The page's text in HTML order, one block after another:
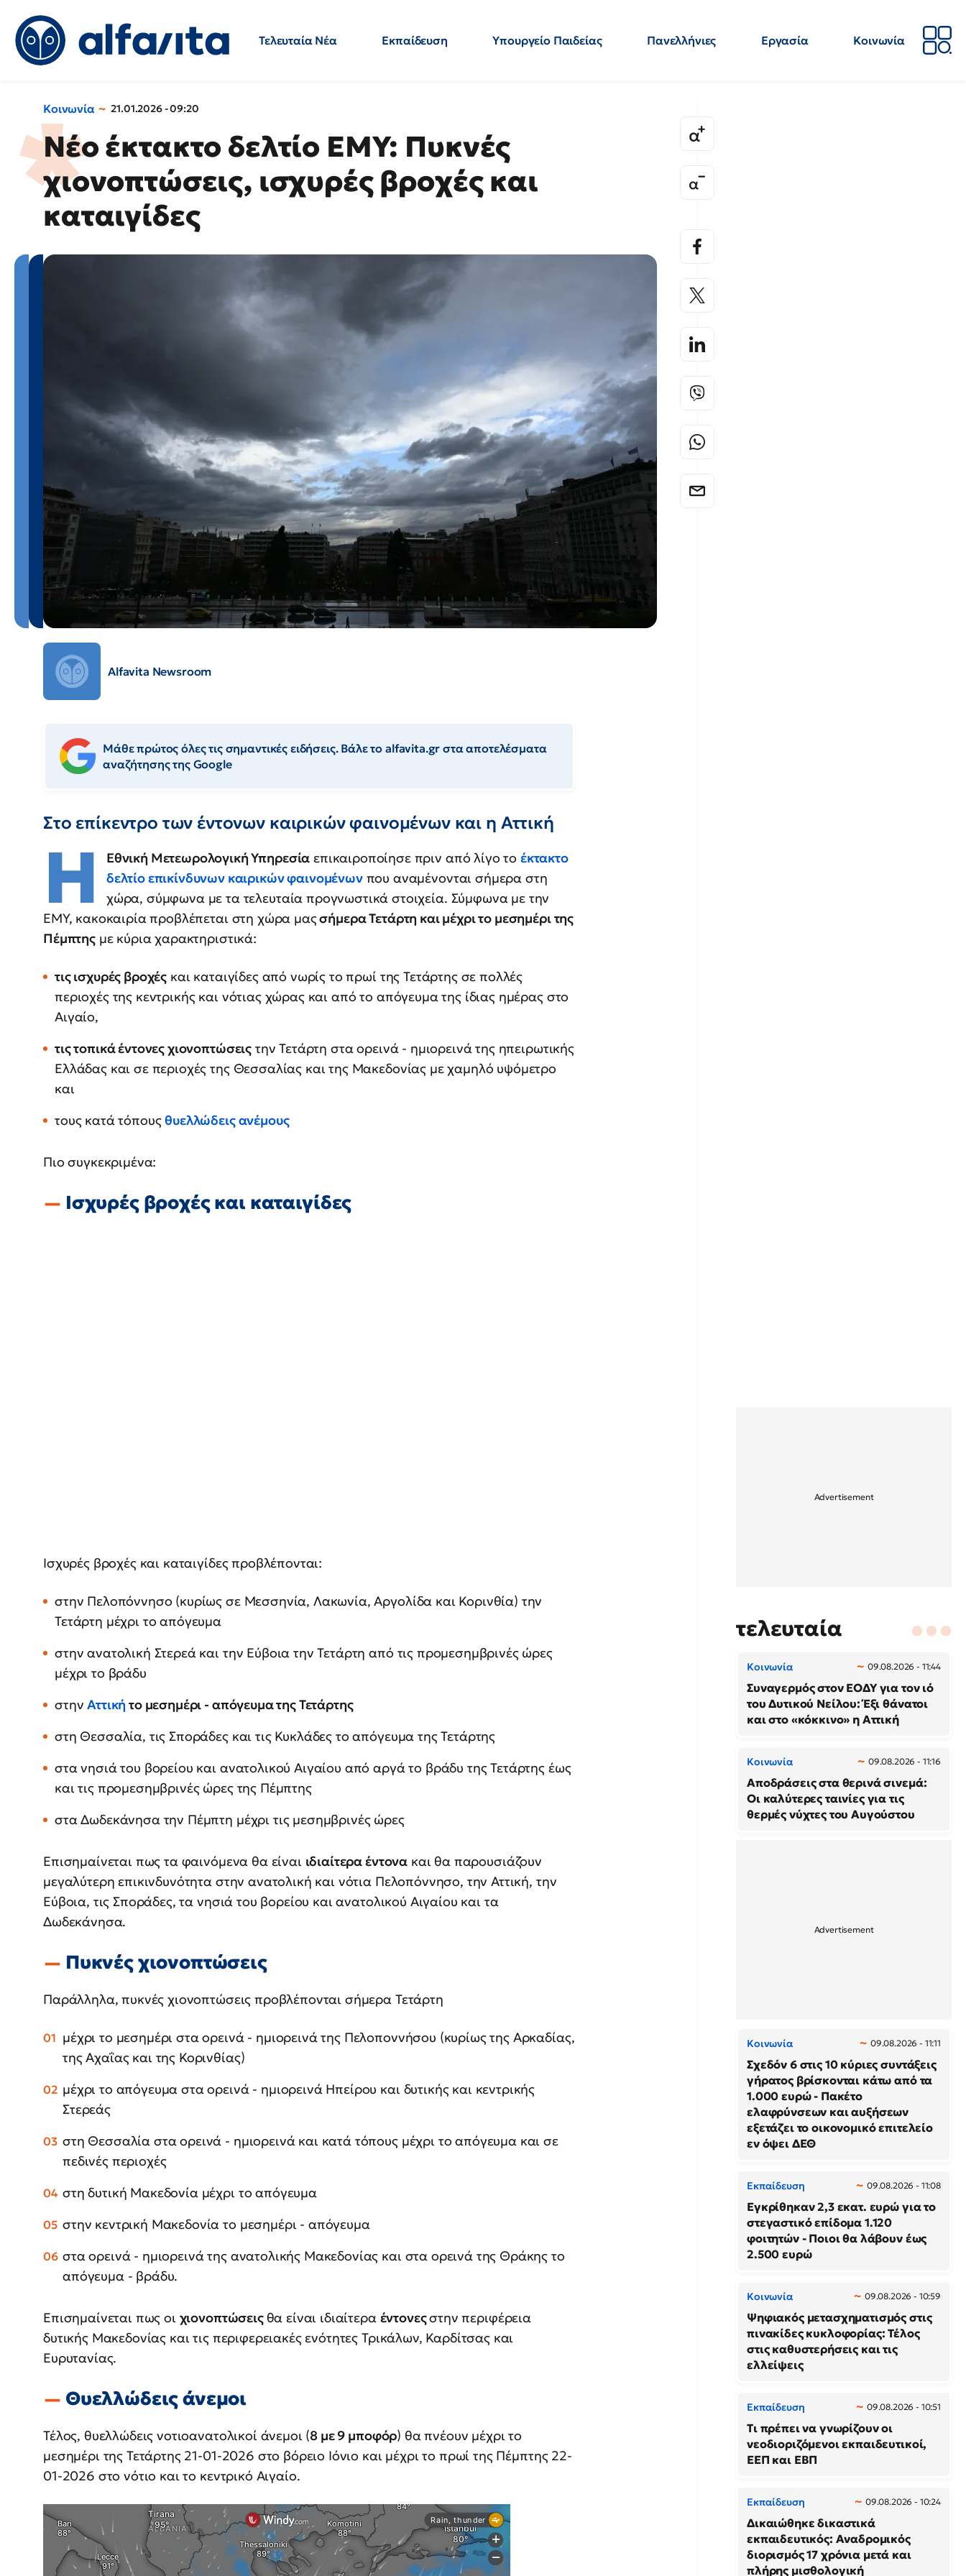
Τελευταία Νέα Εκπαίδευση Υπουργείο Παιδείας Πανελλήνιες Εργασία
Κοινωνία
Κοινωνία 21.01.2026 - 09:20
Νέο έκτακτο δελτίο ΕΜΥ: Πυκνές
χιονοπτώσεις, ισχυρές βροχές και
καταιγίδες
Alfavita Newsroom
Μάθε πρώτος όλες τις σημαντικές ειδήσεις. Βάλε το alfavita.gr στα αποτελέσματα
αναζήτησης της Google
Στο επίκεντρο των έντονων καιρικών φαινομένων και η Αττική
Η Εθνική Μετεωρολογική Υπηρεσία επικαιροποίησε πριν από λίγο το έκτακτο
δελτίο επικίνδυνων καιρικών φαινομένωνπου αναμένονται σήμερα στη
χώρα, σύμφωνα με τα τελευταία προγνωστικά στοιχεία. Σύμφωνα με την
ΕΜΥ, κακοκαιρία προβλέπεται στη χώρα μαςσήμερα Τετάρτη και μέχρι το μεσημέρι της
Πέμπτηςμε κύρια χαρακτηριστικά:
τις ισχυρές βροχές και καταιγίδες από νωρίς το πρωί της Τετάρτης σε πολλές
περιοχές της κεντρικής και νότιας χώρας και από το απόγευμα της ίδιας ημέρας στο
Αιγαίο,
τις τοπικά έντονες χιονοπτώσεις την Τετάρτη στα ορεινά - ημιορεινά της ηπειρωτικής
Ελλάδας και σε περιοχές της Θεσσαλίας και της Μακεδονίας με χαμηλό υψόμετρο
και
τους κατά τόπουςθυελλώδεις ανέμους
Πιο συγκεκριμένα:
Ισχυρές βροχές και καταιγίδες
Ισχυρές βροχές και καταιγίδες προβλέπονται:
στην Πελοπόννησο (κυρίως σε Μεσσηνία, Λακωνία, Αργολίδα και Κορινθία) την
Τετάρτη μέχρι το απόγευμα
στην ανατολική Στερεά και την Εύβοια την Τετάρτη από τις προμεσημβρινές ώρες
μέχρι το βράδυ
στηνΑττικήτο μεσημέρι - απόγευμα της Τετάρτης
στη Θεσσαλία, τις Σποράδες και τις Κυκλάδες το απόγευμα της Τετάρτης
στα νησιά του βορείου και ανατολικού Αιγαίου από αργά το βράδυ της Τετάρτης έως
και τις προμεσημβρινές ώρες της Πέμπτης
στα Δωδεκάνησα την Πέμπτη μέχρι τις μεσημβρινές ώρες
Επισημαίνεται πως τα φαινόμενα θα είναι ιδιαίτερα έντονα και θα παρουσιάζουν
μεγαλύτερη επικινδυνότητα στην ανατολική και νότια Πελοπόννησο, την Αττική, την
Εύβοια, τις Σποράδες, τα νησιά του βορείου και ανατολικού Αιγαίου και τα
Δωδεκάνησα.
Πυκνές χιονοπτώσεις
Παράλληλα, πυκνές χιονοπτώσεις προβλέπονται σήμερα Τετάρτη
μέχρι το μεσημέρι στα ορεινά - ημιορεινά της Πελοποννήσου (κυρίως της Αρκαδίας,
της Αχαΐας και της Κορινθίας)
μέχρι το απόγευμα στα ορεινά - ημιορεινά Ηπείρου και δυτικής και κεντρικής
Στερεάς
στη Θεσσαλία στα ορεινά - ημιορεινά και κατά τόπους μέχρι το απόγευμα και σε
πεδινές περιοχές
στη δυτική Μακεδονία μέχρι το απόγευμα
στην κεντρική Μακεδονία το μεσημέρι - απόγευμα
στα ορεινά - ημιορεινά της ανατολικής Μακεδονίας και στα ορεινά της Θράκης το
απόγευμα - βράδυ.
Επισημαίνεται πως οι χιονοπτώσεις θα είναι ιδιαίτερα έντονεςστην περιφέρεια
δυτικής Μακεδονίας και τις περιφερειακές ενότητες Τρικάλων, Καρδίτσας και
Ευρυτανίας.
Θυελλώδεις άνεμοι
Τέλος, θυελλώδεις νοτιοανατολικοί άνεμοι (8 με 9 μποφόρ) θα πνέουν μέχρι το
μεσημέρι της Τετάρτης 21-01-2026 στο βόρειο Ιόνιο και μέχρι το πρωί της Πέμπτης 22-
01-2026 στο νότιο και το κεντρικό Αιγαίο.
τελευταία
Κοινωνία 09.08.2026 - 11:44
Συναγερμός στον ΕΟΔΥ για τον ιό
του Δυτικού Νείλου: Έξι θάνατοι
και στο «κόκκινο» η Αττική
Κοινωνία 09.08.2026 - 11:16
Αποδράσεις στα θερινά σινεμά:
Οι καλύτερες ταινίες για τις
θερμές νύχτες του Αυγούστου
Κοινωνία 09.08.2026 - 11:11
Σχεδόν 6 στις 10 κύριες συντάξεις
γήρατος βρίσκονται κάτω από τα
1.000 ευρώ - Πακέτο
ελαφρύνσεων και αυξήσεων
εξετάζει το οικονομικό επιτελείο
εν όψει ΔΕΘ
Εκπαίδευση 09.08.2026 - 11:08
Εγκρίθηκαν 2,3 εκατ. ευρώ για το
στεγαστικό επίδομα 1.120
φοιτητών - Ποιοι θα λάβουν έως
2.500 ευρώ
Κοινωνία 09.08.2026 - 10:59
Ψηφιακός μετασχηματισμός στις
πινακίδες κυκλοφορίας: Τέλος
στις καθυστερήσεις και τις
ελλείψεις
Εκπαίδευση 09.08.2026 - 10:51
Τι πρέπει να γνωρίζουν οι
νεοδιοριζόμενοι εκπαιδευτικοί,
ΕΕΠ και ΕΒΠ
Εκπαίδευση 09.08.2026 - 10:24
Δικαιώθηκε δικαστικά
εκπαιδευτικός: Αναδρομικός
διορισμός 17 χρόνια μετά και
πλήρης μισθολογική